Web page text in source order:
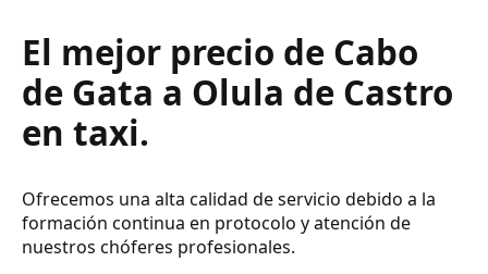
El mejor precio de Cabo
de Gata a Olula de Castro
en taxi.
Ofrecemos una alta calidad de servicio debido a la
formación continua en protocolo y atención de
nuestros chóferes profesionales.